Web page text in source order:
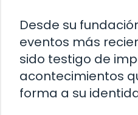
Desde su
eventos más
sido testigo de
acontecimientos
forma a su